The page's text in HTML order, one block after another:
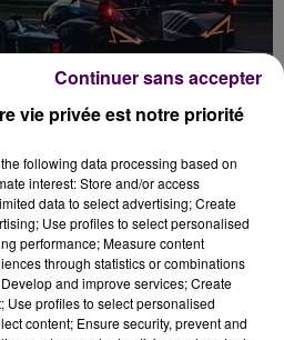
de la catégorie Hypercar,
-Toyota, BMW, Cadillac,
léger décalage, Genesis-,
vie privée est notre priorité
following data processing based on
interest: Store and/or access
data to select advertising; Create
Use profiles to select personalised
performance; Measure content
through statistics or combinations
and improve services; Create
Use profiles to select personalised
content; Ensure security, prevent and
Continuer sans accepter